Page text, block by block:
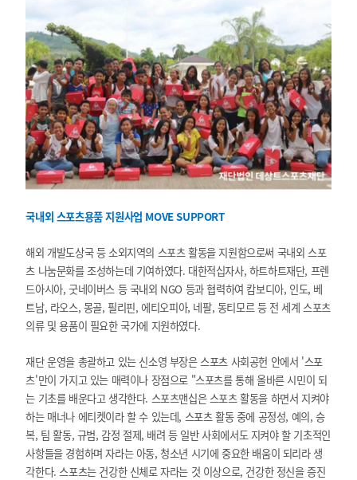
국내외 스포츠용품 지원사업 MOVE SUPPORT
해외 개발도상국 등 소외지역의 스포츠 활동을 지원함으로써 국내외 스포
츠 나눔문화를 조성하는데 기여하였다. 대한적십자사, 하트하트재단, 프렌
드아시아, 굿네이버스 등 국내외 NGO 등과 협력하여 캄보디아, 인도, 베
트남, 라오스, 몽골, 필리핀, 에티오피아, 네팔, 동티모르 등 전 세계 스포츠
의류 및 용품이 필요한 국가에 지원하였다.
재단 운영을 총괄하고 있는 신소영 부장은 스포츠 사회공헌 안에서 '스포
츠'만이 가지고 있는 매력이나 장점으로 "스포츠를 통해 올바른 시민이 되
는 기초를 배운다고 생각한다. 스포츠맨십은 스포츠 활동을 하면서 지켜야
하는 매너나 에티켓이라 할 수 있는데, 스포츠 활동 중에 공정성, 예의, 승
복, 팀 활동, 규범, 감정 절제, 배려 등 일반 사회에서도 지켜야 할 기초적인
사항들을 경험하며 자라는 아동, 청소년 시기에 중요한 배움이 되리라 생
각한다. 스포츠는 건강한 신체로 자라는 것 이상으로, 건강한 정신을 증진